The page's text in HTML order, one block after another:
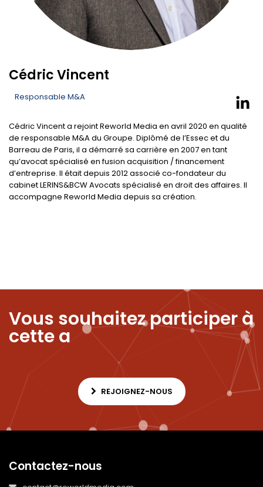
Cédric Vincent
Responsable M&A
Cédric Vincent a rejoint Reworld Media en avril 2020 en qualité
de responsable M&A du Groupe. Diplômé de l’Essec et du
Barreau de Paris, il a démarré sa carrière en 2007 en tant
qu’avocat spécialisé en fusion acquisition / financement
d’entreprise. Il était depuis 2012 associé co-fondateur du
cabinet LERINS&BCW Avocats spécialisé en droit des affaires. Il
accompagne Reworld Media depuis sa création.
Vous souhaitezparticiper à
cette aventure|
REJOIGNEZ-NOUS
Contactez-nous